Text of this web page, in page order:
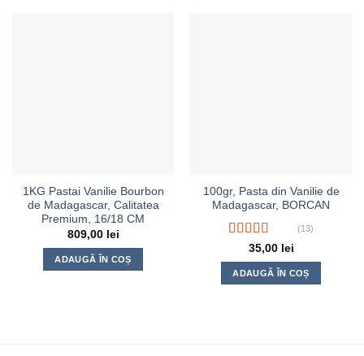
1KG Pastai Vanilie Bourbon
de Madagascar, Calitatea
Premium, 16/18 CM
809,00 lei
ADAUGĂ ÎN COȘ
100gr, Pasta din Vanilie de
Madagascar, BORCAN
Evaluat la
4.54din 5
(13)
35,00 lei
ADAUGĂ ÎN COȘ